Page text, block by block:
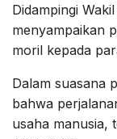
Didampingi
menyampaikan
moril kepada
Dalam suasana
bahwa
usaha manusia,